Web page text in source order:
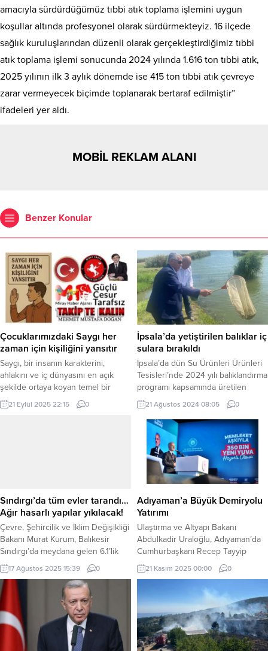
amacıyla sürdürdüğümüz tıbbi atık toplama işlemini uygun
koşullar altında profesyonel olarak sürdürmekteyiz. 16 ilçede
sağlık kuruluşlarından düzenli olarak gerçekleştirdiğimiz tıbbi
atık toplama işlemi sonucunda 2024 yılında 1.616 ton tıbbi atık,
2025 yılının ilk 3 aylık dönemde ise 415 ton tıbbi atık çevreye
zarar vermeyecek biçimde toplanarak bertaraf edilmiştir”
ifadeleri yer aldı.
MOBİL REKLAM ALANI
Benzer Konular
Çocuklarımızdaki Saygı her
zaman için kişiliğini yansıtır
Saygı, bir insanın karakterini,
ahlakını ve iç dünyasını en açık
şekilde ortaya koyan temel bir
değerdir. Başkalarına saygı
gösteren kişi, sadece
DAVRANIR Saygılı bireyler
bulunduğu...
21 Eylül 2025 22:15 0
İpsala’da yetiştirilen balıklar iç
sulara bırakıldı
İpsala’da dün Su Ürünleri Ürünleri
Tesisleri’nde 2024 yılı balıklandırma
programı kapsamında üretilen
balıkların iç sulara bırakılması töreni
gerçekleştirildi. ERDOĞAN DEMİR /
EDİRNE (İGFA) – Saat 10.00’daki
törene Edirne Valisi Yunus Sezer,
Tarım ve Orman Bakanlığı İl
Müdürü Atilla Bayazıt ile yetkililer
katıldı. Vali Sezer ile yetkililer
balıklandırma kapsamında üretilen
balıkları iç sulara bıraktı.
21 Ağustos 2024 08:05 0
Sındırgı’da tüm evler tarandı…
Ağır hasarlı yapılar yıkılacak!
Çevre, Şehircilik ve İklim Değişikliği
Bakanı Murat Kurum, Balıkesir
Sındırgı’da meydana gelen 6.1’lik
depremin ardından depremden
etkilenen bölgelerde hasar tespit
çalışmalarının tamamlandığını,
Sındırgı’da tüm evlerin tarandığını,
Balıkesir ve Manisa’da 729 binadaki
1036 bağımsız bölümün ağır hasarlı
veya yıkık olduğunu açıkladı.
ANKARA (İGFA) – Çevre, Şehircilik
17 Ağustos 2025 15:39 0
Adıyaman’a Büyük Demiryolu
Yatırımı
Ulaştırma ve Altyapı Bakanı
Abdulkadir Uraloğlu, Adıyaman’da
Cumhurbaşkanı Recep Tayyip
Erdoğan’ın teşrifleriyle
gerçekleştirilen 350 Bininci Afet
Konutu Kura Çekimi, Anahtar
Teslimi ve Yapımı Tamamlanan
Yatırımların Toplu Açılış Töreni’nde
konuştu. Bakan Uraloğlu,
“Adıyaman il merkezi ve Kâhta
ilçesini ulusal demiryolu ağına
21 Kasım 2025 00:00 0